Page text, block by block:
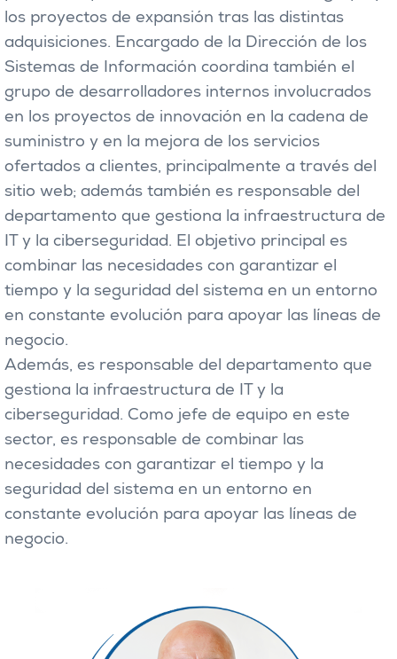
los proyectos de expansión tras las distintas
adquisiciones. Encargado de la Dirección de los
Sistemas de Información coordina también el
grupo de desarrolladores internos involucrados
en los proyectos de innovación en la cadena de
suministro y en la mejora de los servicios
ofertados a clientes, principalmente a través del
sitio web; además también es responsable del
departamento que gestiona la infraestructura de
IT y la ciberseguridad. El objetivo principal es
combinar las necesidades con garantizar el
tiempo y la seguridad del sistema en un entorno
en constante evolución para apoyar las líneas de
negocio.
Además, es responsable del departamento que
gestiona la infraestructura de IT y la
ciberseguridad. Como jefe de equipo en este
sector, es responsable de combinar las
necesidades con garantizar el tiempo y la
seguridad del sistema en un entorno en
constante evolución para apoyar las líneas de
negocio.